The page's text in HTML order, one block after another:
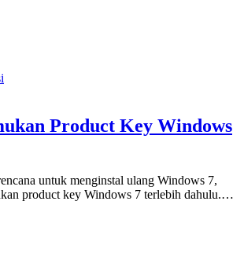
Product Key Windows
untuk menginstal ulang Windows 7,
product key Windows 7 terlebih dahulu.…